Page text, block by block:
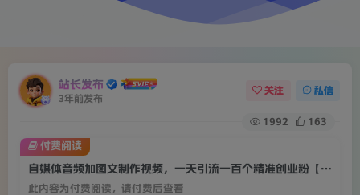
站长发布
3年前发布
关注 私信
1992 163
自媒体音频加图文制作视频，一天引流一百个精准创业粉【音频软件+图片素材】【揭秘】
此内容为付费阅读，请付费后查看
付费阅读